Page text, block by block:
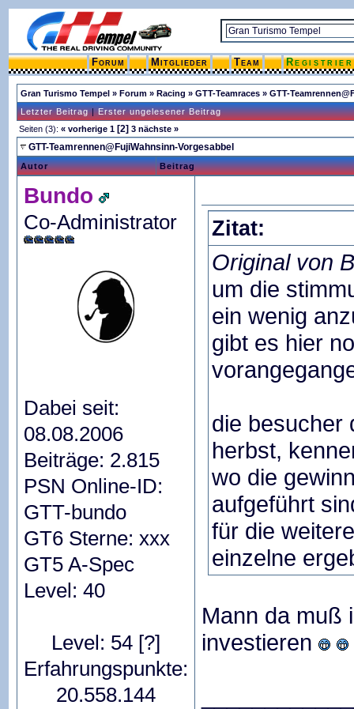
Forum Mitglieder Team
Gran Turismo Tempel » Forum » Racing » GTT-Teamraces » GTT-
Letzter Beitrag|Erster ungelesener Beitrag
Seiten (3): « vorherige 1 [2] 3 nächste »
GTT-Teamrennen@FujiWahnsinn-Vorgesabbel
Autor Beitrag
Bundo
Co-Administrator
Dabei seit:
08.08.2006
Beiträge: 2.815
PSN Online-ID:
GTT-bundo
GT6 Sterne: xxx
GT5 A-Spec
Level: 40
Level: 54 [?]
Erfahrungspunkte:
20.558.144
Zitat:
Original von
um die
ein wenig
gibt es hier
die besucher
herbst,
wo die
aufgeführt
für die
einzelne
Mann da muß
investieren